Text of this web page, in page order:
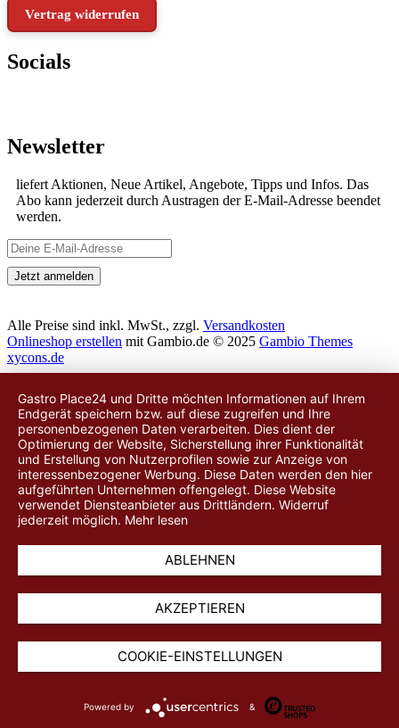
Vertrag widerrufen
Socials
Newsletter
liefert Aktionen, Neue Artikel, Angebote, Tipps und Infos. Das
Abo kann jederzeit durch Austragen der E-Mail-Adresse beendet
werden.
Alle Preise sind inkl. MwSt., zzgl. Versandkosten
Onlineshop erstellen mit Gambio.de © 2025 Gambio Themes
xycons.de
Gastro Place24 und Dritte möchten Informationen auf Ihrem
Endgerät speichern bzw. auf diese zugreifen und Ihre
personenbezogenen Daten verarbeiten. Dies dient der
Optimierung der Website, Sicherstellung ihrer Funktionalität
und Erstellung von Nutzerprofilen sowie zur Anzeige von
interessenbezogener Werbung. Diese Daten werden den hier
aufgeführten Unternehmen offengelegt. Diese Website
verwendet Diensteanbieter aus Drittländern. Widerruf
jederzeit möglich. Mehr lesen
ABLEHNEN
AKZEPTIEREN
COOKIE-EINSTELLUNGEN
Powered by &